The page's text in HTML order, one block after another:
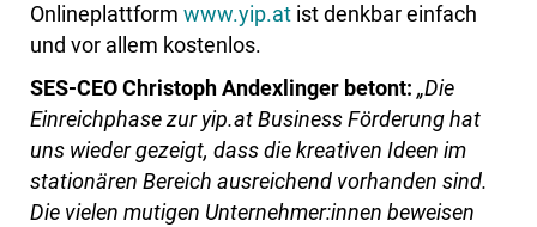
Onlineplattform www.yip.at ist denkbar einfach
und vor allem kostenlos.
SES-CEO Christoph Andexlinger betont: „Die
Einreichphase zur yip.at Business Förderung hat
uns wieder gezeigt, dass die kreativen Ideen im
stationären Bereich ausreichend vorhanden sind.
Die vielen mutigen Unternehmer:innen beweisen